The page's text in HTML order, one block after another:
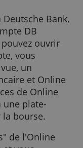
internet.
la Deutsche
compte DB
pouvez
vous
à vue, un
bancaire et